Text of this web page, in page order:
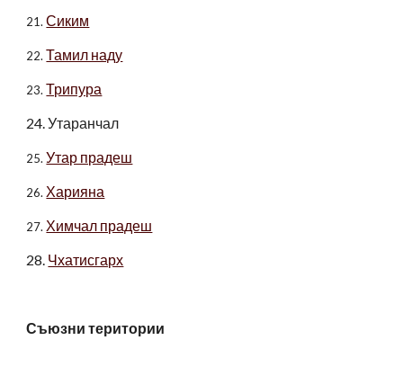
21. Сиким
22. Тамил наду
23. Трипура
24. Утаранчал
25. Утар прадеш
26. Харияна
27. Химчал прадеш
28. Чхатисгарх
Съюзни територии